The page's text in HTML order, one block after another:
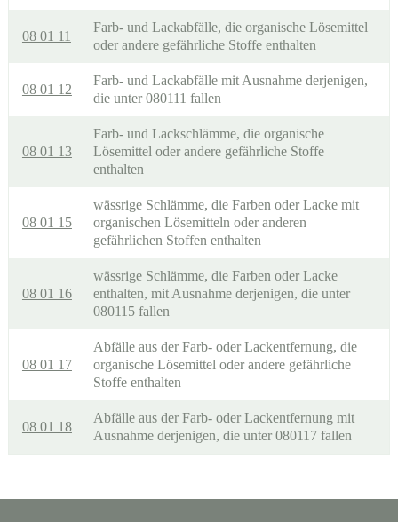
08 01 11
Farb- und Lackabfälle, die organische Lösemittel
oder andere gefährliche Stoffe enthalten
08 01 12
Farb- und Lackabfälle mit Ausnahme derjenigen,
die unter 080111 fallen
08 01 13
Farb- und Lackschlämme, die organische
Lösemittel oder andere gefährliche Stoffe
enthalten
08 01 15
wässrige Schlämme, die Farben oder Lacke mit
organischen Lösemitteln oder anderen
gefährlichen Stoffen enthalten
08 01 16
wässrige Schlämme, die Farben oder Lacke
enthalten, mit Ausnahme derjenigen, die unter
080115 fallen
08 01 17
Abfälle aus der Farb- oder Lackentfernung, die
organische Lösemittel oder andere gefährliche
Stoffe enthalten
08 01 18
Abfälle aus der Farb- oder Lackentfernung mit
Ausnahme derjenigen, die unter 080117 fallen